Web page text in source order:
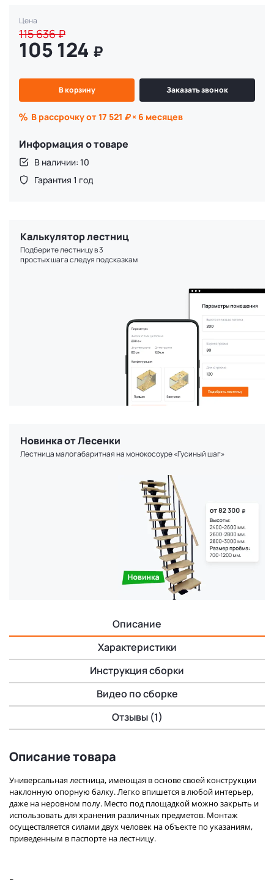
Цена
115 636₽
105 124 ₽
В корзину Заказать звонок
В рассрочку от 17 521 ₽× 6 месяцев
Информация о товаре
В наличии: 10
Гарантия 1 год
Калькулятор лестниц
Подберите лестницу в 3
простых шага следуя подсказкам
Новинка от Лесенки
Лестница малогабаритная на монокосоуре «Гусиный шаг»
Описание
Характеристики
Инструкция сборки
Видео по сборке
Отзывы (1)
Описание товара
Универсальная лестница, имеющая в основе своей конструкции
наклонную опорную балку. Легко впишется в любой интерьер,
даже на неровном полу. Место под площадкой можно закрыть и
использовать для хранения различных предметов. Монтаж
осуществляется силами двух человек на объекте по указаниям,
приведенным в паспорте на лестницу.